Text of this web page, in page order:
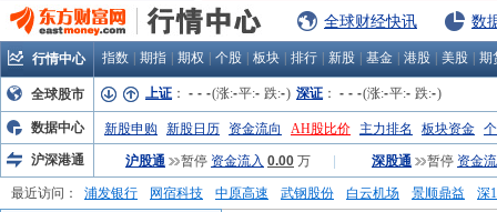
全球财经快讯 数
行情中心 指数 期指 期权 个股 板块 排行 新股 基金 港股 美股 期
全球股市 上证 ： - - -(涨:-平:- 跌:-) 深证 ： - - -(涨:-平:- 跌:-)
数据中心 新股申购 新股日历 资金流向 AH股比价 主力排名 板块资金
沪深港通
沪股通 暂停 资金流入 0.00 万 深股通 暂停 资金
最近访问： 浦发银行 网宿科技 中原高速 武钢股份 白云机场 景顺鼎益
深